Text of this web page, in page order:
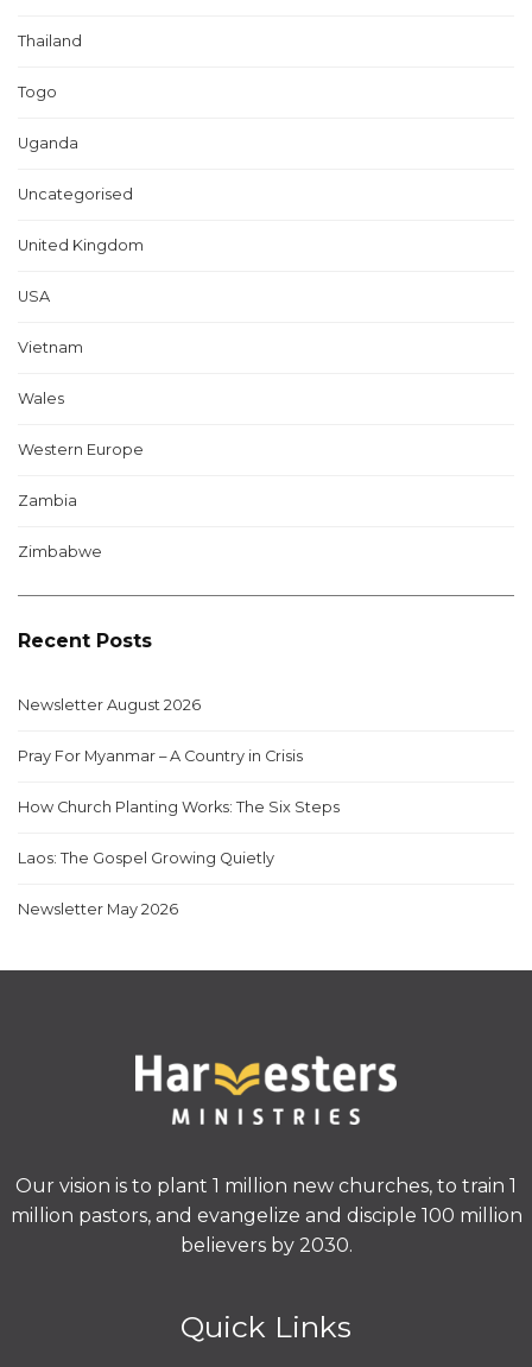
Thailand
Togo
Uganda
Uncategorised
United Kingdom
USA
Vietnam
Wales
Western Europe
Zambia
Zimbabwe
Recent Posts
Newsletter August 2026
Pray For Myanmar – A Country in Crisis
How Church Planting Works: The Six Steps
Laos: The Gospel Growing Quietly
Newsletter May 2026
Our vision is to plant 1 million new churches, to train 1
million pastors, and evangelize and disciple 100 million
believers by 2030.
Quick Links